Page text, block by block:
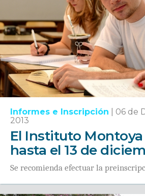
Informes e Inscripción
06 de
2013
El Instituto
hasta el 13 de
Se recomienda efectuar la